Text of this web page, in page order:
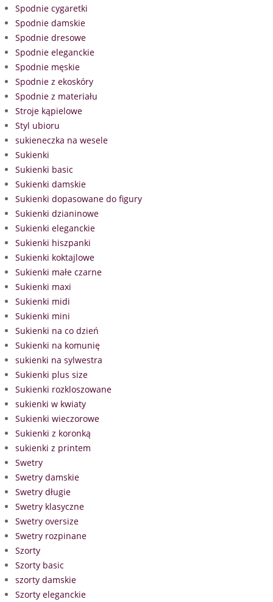
Spodnie cygaretki
Spodnie damskie
Spodnie dresowe
Spodnie eleganckie
Spodnie męskie
Spodnie z ekoskóry
Spodnie z materiału
Stroje kąpielowe
Styl ubioru
sukieneczka na wesele
Sukienki
Sukienki basic
Sukienki damskie
Sukienki dopasowane do figury
Sukienki dzianinowe
Sukienki eleganckie
Sukienki hiszpanki
Sukienki koktajlowe
Sukienki małe czarne
Sukienki maxi
Sukienki midi
Sukienki mini
Sukienki na co dzień
Sukienki na komunię
sukienki na sylwestra
Sukienki plus size
Sukienki rozkloszowane
sukienki w kwiaty
Sukienki wieczorowe
Sukienki z koronką
sukienki z printem
Swetry
Swetry damskie
Swetry długie
Swetry klasyczne
Swetry oversize
Swetry rozpinane
Szorty
Szorty basic
szorty damskie
Szorty eleganckie